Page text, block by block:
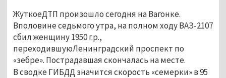
ЖуткоеДТП произошло сегодня на Вагонке.
Вполовине седьмого утра, на полном ходу ВАЗ-2107
сбил женщину 1950 г.р.,
переходившуюЛенинградский проспект по
«зебре». Пострадавшая скончалась на месте.
В сводке ГИБДД значится скорость «семерки» в 95